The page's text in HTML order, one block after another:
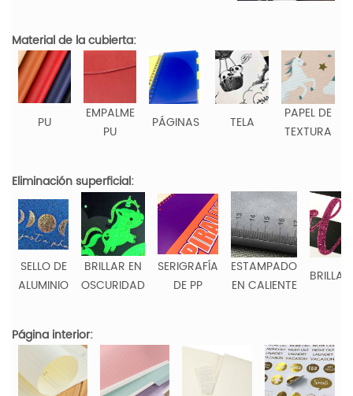
Material de la cubierta:
PU
EMPALME
PU
PÁGINAS TELA
PAPEL DE
TEXTURA
Eliminación superficial:
SELLO DE
ALUMINIO
BRILLAR EN
OSCURIDAD
SERIGRAFÍA
DE PP
ESTAMPADO
EN CALIENTE
Página interior: